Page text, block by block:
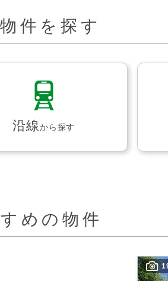
件を探す
沿線から探す
めの物件